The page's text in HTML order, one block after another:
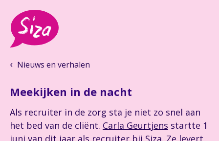
Nieuws en verhalen
Meekijken in de nacht
Als recruiter in de zorg sta je niet zo snel aan
het bed van de cliënt. Carla Geurtjens startte 1
juni van dit jaar als recruiter bij Siza. Ze levert